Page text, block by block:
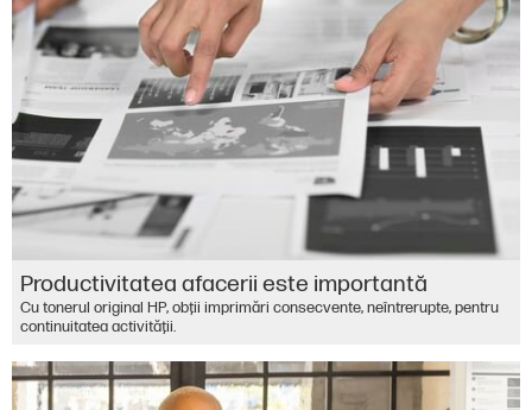
Productivitatea afacerii este importantă
Cu tonerul original HP, obţii imprimări consecvente, neîntrerupte, pentru
continuitatea activităţii.